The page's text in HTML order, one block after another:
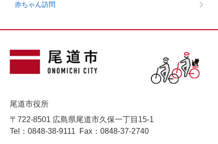
赤ちゃん訪問
尾道市役所
〒722-8501 広島県尾道市久保一丁目15-1
Tel：0848-38-9111
Fax：0848-37-2740